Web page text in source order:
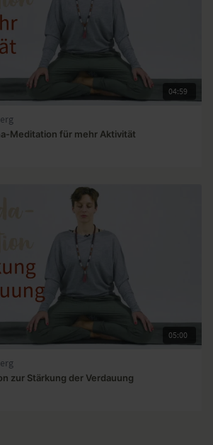
04:59
Meditation für mehr Aktivität
05:00
zur Stärkung der Verdauung